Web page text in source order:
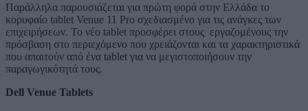
Παράλληλα παρουσιάζεται για πρώτη φορά στην Ελλάδα το
κορυφαίο tablet Venue 11 Pro σχεδιασμένο για τις ανάγκες των
επιχειρήσεων. Το νέο tablet προσφέρει στους εργαζομένους την
πρόσβαση στο περιεχόμενο που χρειάζονται και τα χαρακτηριστικά
που απαιτούν από ένα tablet για να μεγιστοποιήσουν την
παραγωγικότητά τους.
Dell Venue Tablets